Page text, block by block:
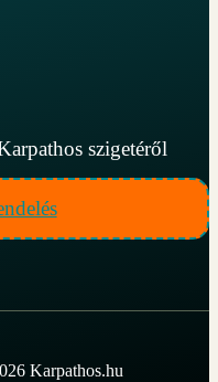
szigetéről
Karpathos.hu